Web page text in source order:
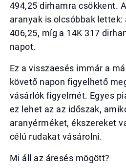
494,25 dirhamra csökkent.
aranyak is olcsóbbak lettek:
406,25, míg a 14K 317
napot.
Ez a visszaesés immár a
követő napon figyelhető
vásárlók figyelmét. Egyes
ez lehet az az időszak,
aranyérméket, ékszereket
célú rudakat vásárolni.
Mi áll az áresés mögött?